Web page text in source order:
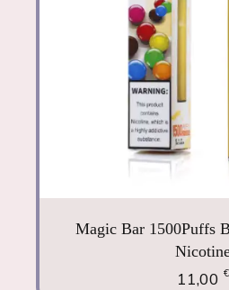
Magic Bar 1500Puffs
11,00 €